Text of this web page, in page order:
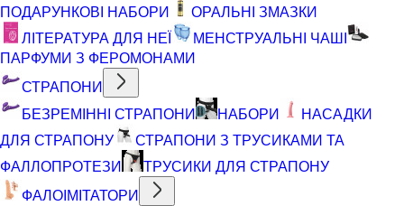
ПОДАРУНКОВІ НАБОРИ
ОРАЛЬНІ ЗМАЗКИ
ЛІТЕРАТУРА ДЛЯ НЕЇ
МЕНСТРУАЛЬНІ ЧАШІ
ПАРФУМИ З ФЕРОМОНАМИ
СТРАПОНИ
БЕЗРЕМІННІ СТРАПОНИ
НАБОРИ
НАСАДКИ
ДЛЯ СТРАПОНУ
СТРАПОНИ З ТРУСИКАМИ ТА
ФАЛЛОПРОТЕЗИ
ТРУСИКИ ДЛЯ СТРАПОНУ
ФАЛОІМІТАТОРИ